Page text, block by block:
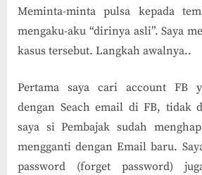
Meminta-minta pulsa kepada
mengaku-aku “dirinya asli”. Saya
kasus tersebut. Langkah awalnya..
Pertama saya cari account FB
dengan Seach email di FB, tidak
saya si Pembajak sudah
mengganti dengan Email baru.
password (forget password)